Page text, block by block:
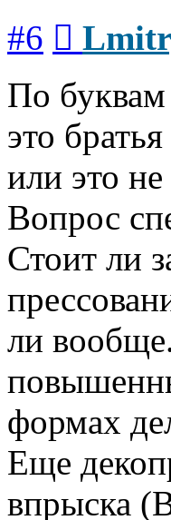
#6
По
это
или это
Вопрос
Стоит ли
ли
формах
Еще
впрыска